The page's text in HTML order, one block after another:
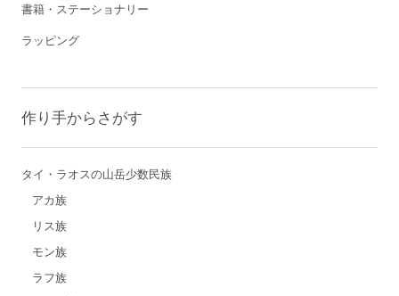
書籍・ステーショナリー
ラッピング
作り手からさがす
タイ・ラオスの山岳少数民族
アカ族
リス族
モン族
ラフ族